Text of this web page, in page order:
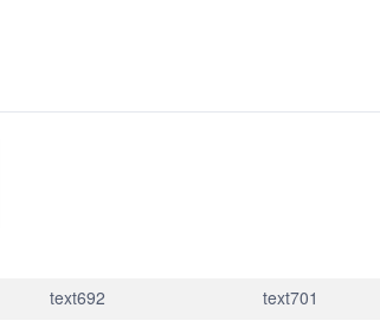
text692 text701